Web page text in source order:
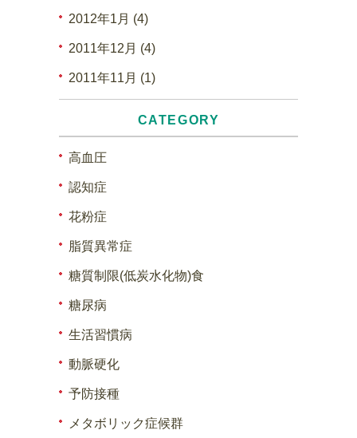
2012年1月 (4)
2011年12月 (4)
2011年11月 (1)
CATEGORY
高血圧
認知症
花粉症
脂質異常症
糖質制限(低炭水化物)食
糖尿病
生活習慣病
動脈硬化
予防接種
メタボリック症候群